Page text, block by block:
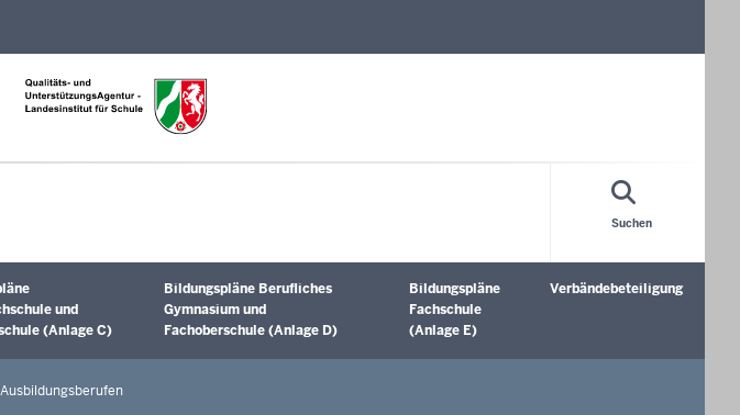
Suchen
öffnenund
(Anlage C)
Untermenü öffnen
Bildungspläne Berufliches
Gymnasium und
Fachoberschule (Anlage D)
Untermenü öffnen
Bildungspläne
Fachschule
(Anlage E)
Verbändebeteiligung